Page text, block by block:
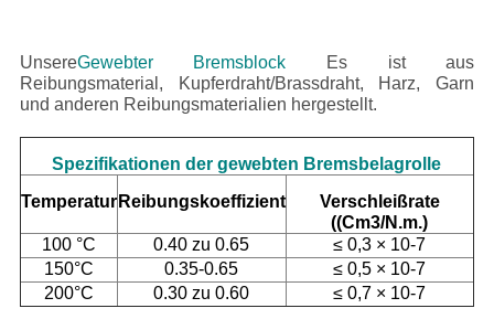
UnsereGewebter Bremsblock
Es ist aus
Reibungsmaterial, Kupferdraht/Brassdraht, Harz, Garn
und anderen Reibungsmaterialien hergestellt.
Spezifikationen der gewebten Bremsbelagrolle
Temperatur Reibungskoeffizient
Verschleißrate
((Cm3/N.m.)
100 °C
0.40 zu 0.65
≤ 0,3 × 10-7
150°C
0.35-0.65
≤ 0,5 × 10-7
200°C
0.30 zu 0.60 ≤ 0,7 × 10-7